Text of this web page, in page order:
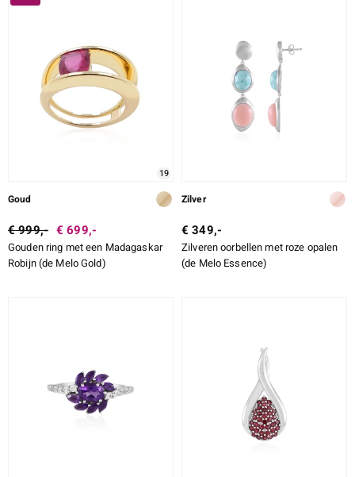
19
Goud
€ 999,- € 699,-
Gouden ring met een Madagaskar
Robijn (de Melo Gold)
Zilver
€ 349,-
Zilveren oorbellen met roze opalen
(de Melo Essence)